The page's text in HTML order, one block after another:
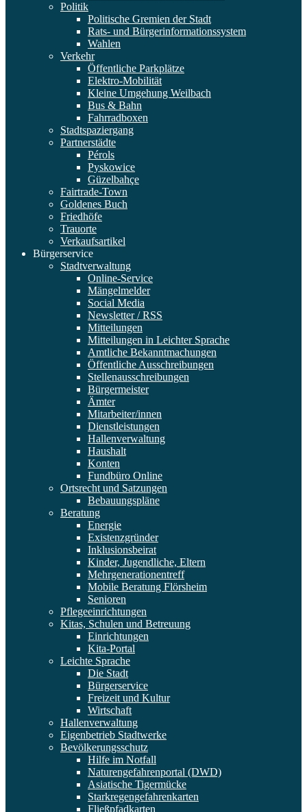
Politik
Politische Gremien der Stadt
Rats- und Bürgerinformationssystem
Wahlen
Verkehr
Öffentliche Parkplätze
Elektro-Mobilität
Kleine Umgehung Weilbach
Bus & Bahn
Fahrradboxen
Stadtspaziergang
Partnerstädte
Pérols
Pyskowice
Güzelbahçe
Fairtrade-Town
Goldenes Buch
Friedhöfe
Trauorte
Verkaufsartikel
Bürgerservice
Stadtverwaltung
Online-Service
Mängelmelder
Social Media
Newsletter / RSS
Mitteilungen
Mitteilungen in Leichter Sprache
Amtliche Bekanntmachungen
Öffentliche Ausschreibungen
Stellenausschreibungen
Bürgermeister
Ämter
Mitarbeiter/innen
Dienstleistungen
Hallenverwaltung
Haushalt
Konten
Fundbüro Online
Ortsrecht und Satzungen
Bebauungspläne
Beratung
Energie
Existenzgründer
Inklusionsbeirat
Kinder, Jugendliche, Eltern
Mehrgenerationentreff
Mobile Beratung Flörsheim
Senioren
Pflegeeinrichtungen
Kitas, Schulen und Betreuung
Einrichtungen
Kita-Portal
Leichte Sprache
Die Stadt
Bürgerservice
Freizeit und Kultur
Wirtschaft
Hallenverwaltung
Eigenbetrieb Stadtwerke
Bevölkerungsschutz
Hilfe im Notfall
Naturengefahrenportal (DWD)
Asiatische Tigermücke
Starkregengefahrenkarten
Fließpfadkarten